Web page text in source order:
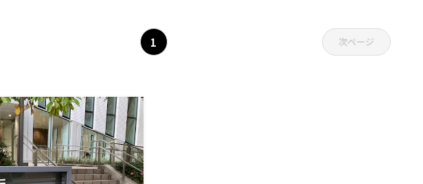
1 次ページ